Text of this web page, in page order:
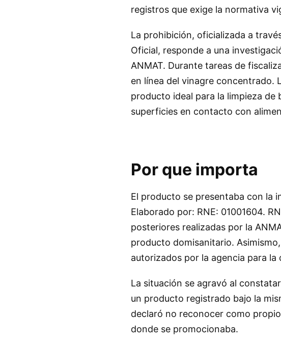
registros que exige la normativa
La prohibición, oficializada a
Oficial, responde a una
ANMAT. Durante tareas de
en línea del vinagre concentrado.
producto ideal para la limpieza
superficies en contacto con
Por que importa
El producto se presentaba con la
Elaborado por: RNE: 01001604.
posteriores realizadas por la
producto domisanitario.
autorizados por la agencia para
La situación se agravó al
un producto registrado bajo la
declaró no reconocer como
donde se promocionaba.